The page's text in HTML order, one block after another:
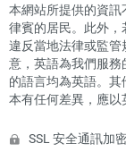
本網站所提供的資
律賓的居民。此外
違反當地法律或監
意，英語為我們服
的語言均為英語。
本有任何差異，應以
SSL 安全通訊加